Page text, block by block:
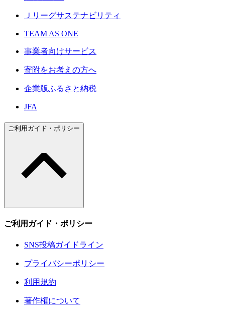
Ｊリーグサステナビリティ
TEAM AS ONE
事業者向けサービス
寄附をお考えの方へ
企業版ふるさと納税
JFA
ご利用ガイド・ポリシー
ご利用ガイド・ポリシー
SNS投稿ガイドライン
プライバシーポリシー
利用規約
著作権について